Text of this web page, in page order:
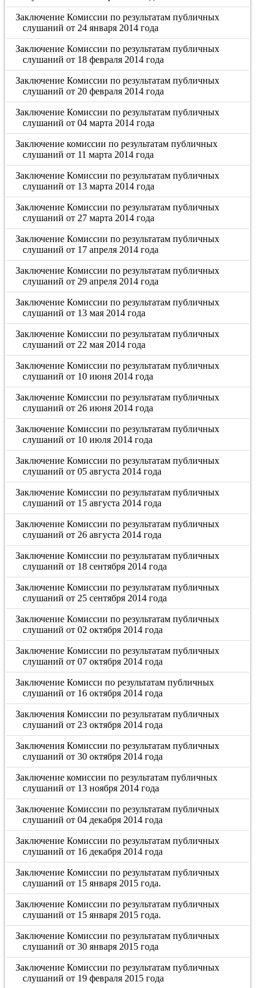
Заключение Комиссии по результатам публичных
слушаний от 24 января 2014 года
Заключение Комиссии по результатам публичных
слушаний от 18 февраля 2014 года
Заключение Комиссии по результатам публичных
слушаний от 20 февраля 2014 года
Заключение Комиссии по результатам публичных
слушаний от 04 марта 2014 года
Заключение комиссии по результатам публичных
слушаний от 11 марта 2014 года
Заключение Комиссии по результатам публичных
слушаний от 13 марта 2014 года
Заключение Комиссии по результатам публичных
слушаний от 27 марта 2014 года
Заключение Комиссии по результатам публичных
слушаний от 17 апреля 2014 года
Заключение Комиссии по результатам публичных
слушаний от 29 апреля 2014 года
Заключение Комиссии по результатам публичных
слушаний от 13 мая 2014 года
Заключение Комиссии по результатам публичных
слушаний от 22 мая 2014 года
Заключение Комиссии по результатам публичных
слушаний от 10 июня 2014 года
Заключение Комиссии по результатам публичных
слушаний от 26 июня 2014 года
Заключение Комиссии по результатам публичных
слушаний от 10 июля 2014 года
Заключение Комиссии по результатам публичных
слушаний от 05 августа 2014 года
Заключение Комиссии по результатам публичных
слушаний от 15 августа 2014 года
Заключение Комиссии по результатам публичных
слушаний от 26 августа 2014 года
Заключение Комиссии по результатам публичных
слушаний от 18 сентября 2014 года
Заключение Комиссии по результатам публичных
слушаний от 25 сентября 2014 года
Заключение Комиссии по результатам публичных
слушаний от 02 октября 2014 года
Заключение Комиссии по результатам публичных
слушаний от 07 октября 2014 года
Заключение Комисси по результатам публичных
слушаний от 16 октября 2014 года
Заключения Комиссии по результатам публичных
слушаний от 23 октября 2014 года
Заключения Комиссии по результатам публичных
слушаний от 30 октября 2014 года
Заключение комиссии по результатам публичных
слушаний от 13 ноября 2014 года
Заключение Комиссии по результатам публичных
слушаний от 04 декабря 2014 года
Заключение Комиссии по результатам публичных
слушаний от 16 декабря 2014 года
Заключение Комиссии по результатам публичных
слушаний от 15 января 2015 года.
Заключение Комиссии по результатам публичных
слушаний от 15 января 2015 года.
Заключение Комиссии по результатам публичных
слушаний от 30 января 2015 года
Заключение Комиссии по результатам публичных
слушаний от 19 февраля 2015 года